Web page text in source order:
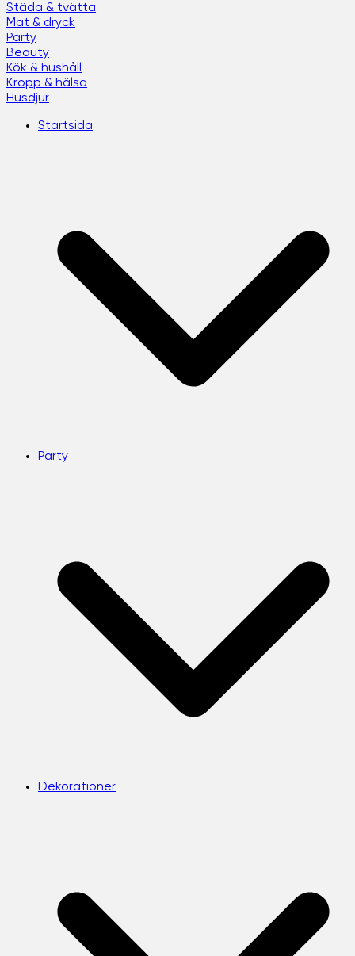
Städa & tvätta
Mat & dryck
Party
Beauty
Kök & hushåll
Kropp & hälsa
Husdjur
Startsida
Party
Dekorationer